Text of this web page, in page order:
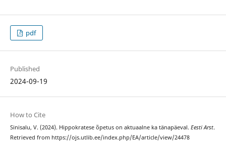
pdf
Published
2024-09-19
How to Cite
Sinisalu, V. (2024). Hippokratese õpetus on aktuaalne ka tänapäeval. Eesti Arst.
Retrieved from https://ojs.utlib.ee/index.php/EA/article/view/24478